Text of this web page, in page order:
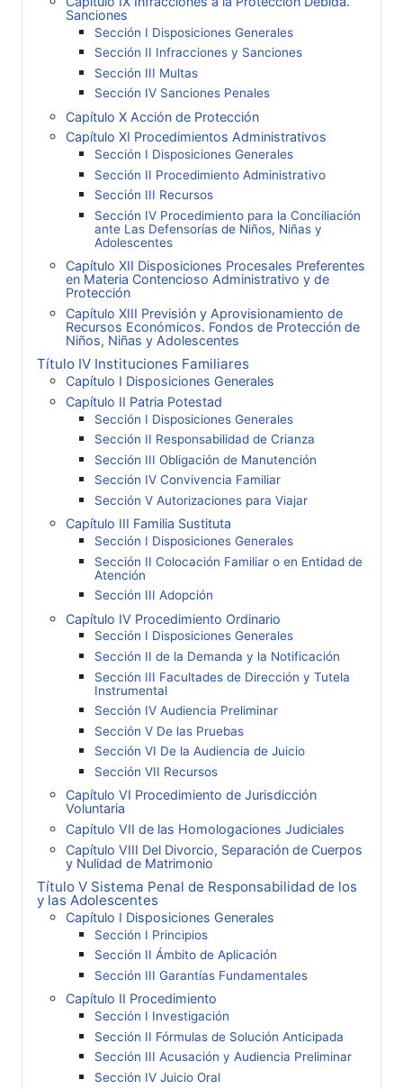
Sanciones
Sección I Disposiciones Generales
Sección II Infracciones y Sanciones
Sección III Multas
Sección IV Sanciones Penales
Capítulo X Acción de Protección
Capítulo XI Procedimientos Administrativos
Sección I Disposiciones Generales
Sección II Procedimiento Administrativo
Sección III Recursos
Sección IV Procedimiento para la Conciliación
ante Las Defensorías de Niños, Niñas y
Adolescentes
Capítulo XII Disposiciones Procesales Preferentes
en Materia Contencioso Administrativo y de
Protección
Capítulo XIII Previsión y Aprovisionamiento de
Recursos Económicos. Fondos de Protección de
Niños, Niñas y Adolescentes
Título IV Instituciones Familiares
Capítulo I Disposiciones Generales
Capítulo II Patria Potestad
Sección I Disposiciones Generales
Sección II Responsabilidad de Crianza
Sección III Obligación de Manutención
Sección IV Convivencia Familiar
Sección V Autorizaciones para Viajar
Capítulo III Familia Sustituta
Sección I Disposiciones Generales
Sección II Colocación Familiar o en Entidad de
Atención
Sección III Adopción
Capítulo IV Procedimiento Ordinario
Sección I Disposiciones Generales
Sección II de la Demanda y la Notificación
Sección III Facultades de Dirección y Tutela
Instrumental
Sección IV Audiencia Preliminar
Sección V De las Pruebas
Sección VI De la Audiencia de Juicio
Sección VII Recursos
Capítulo VI Procedimiento de Jurisdicción
Voluntaria
Capítulo VII de las Homologaciones Judiciales
Capítulo VIII Del Divorcio, Separación de Cuerpos
y Nulidad de Matrimonio
Título V Sistema Penal de Responsabilidad de los
y las Adolescentes
Capítulo I Disposiciones Generales
Sección I Principios
Sección II Ámbito de Aplicación
Sección III Garantías Fundamentales
Capítulo II Procedimiento
Sección I Investigación
Sección II Fórmulas de Solución Anticipada
Sección III Acusación y Audiencia Preliminar
Sección IV Juicio Oral